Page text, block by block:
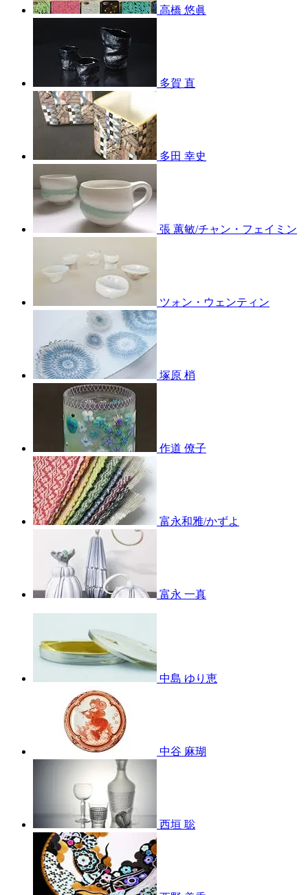
高橋 悠眞
多賀 直
多田 幸史
張 蕙敏/チャン・フェイミン
ツォン・ウェンティン
塚原 梢
作道 僚子
富永和雅/かずよ
富永 一真
中島 ゆり恵
中谷 麻瑚
西垣 聡